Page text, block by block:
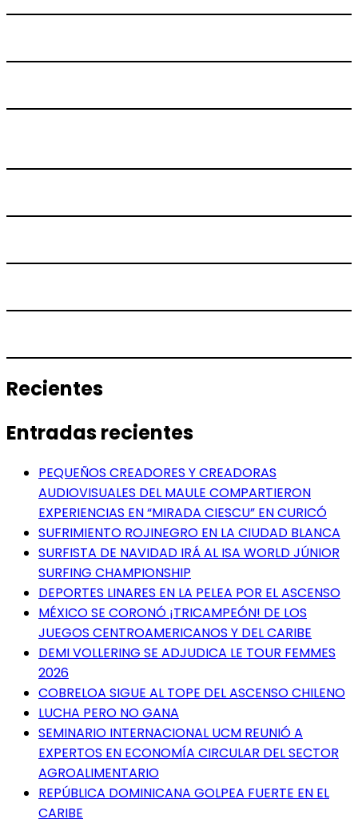
Recientes
Entradas recientes
PEQUEÑOS CREADORES Y CREADORAS
AUDIOVISUALES DEL MAULE COMPARTIERON
EXPERIENCIAS EN “MIRADA CIESCU” EN CURICÓ
SUFRIMIENTO ROJINEGRO EN LA CIUDAD BLANCA
SURFISTA DE NAVIDAD IRÁ AL ISA WORLD JÚNIOR
SURFING CHAMPIONSHIP
DEPORTES LINARES EN LA PELEA POR EL ASCENSO
MÉXICO SE CORONÓ ¡TRICAMPEÓN! DE LOS
JUEGOS CENTROAMERICANOS Y DEL CARIBE
DEMI VOLLERING SE ADJUDICA LE TOUR FEMMES
2026
COBRELOA SIGUE AL TOPE DEL ASCENSO CHILENO
LUCHA PERO NO GANA
SEMINARIO INTERNACIONAL UCM REUNIÓ A
EXPERTOS EN ECONOMÍA CIRCULAR DEL SECTOR
AGROALIMENTARIO
REPÚBLICA DOMINICANA GOLPEA FUERTE EN EL
CARIBE